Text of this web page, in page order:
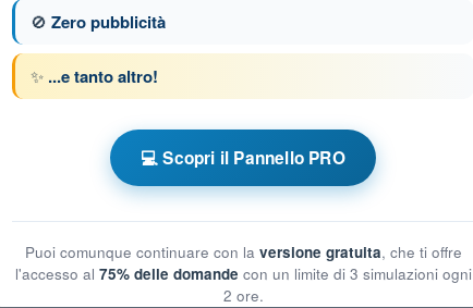
tempo VDS Ultraleggero a Motore
🚫 Zero pubblicità
✨ ...e tanto altro!
💻 Scopri il Pannello PRO
Puoi comunque continuare con la versione gratuita, che ti offre
l'accesso al 75% delle domande con un limite di 3 simulazioni ogni
2 ore.